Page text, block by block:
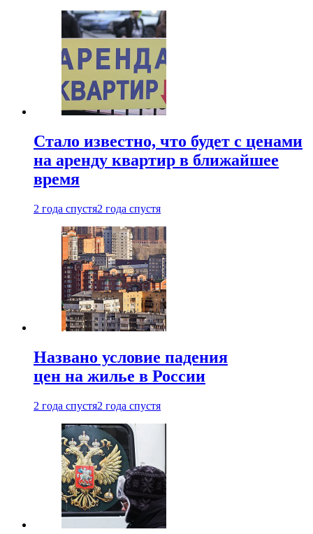
Стало известно, что будет с ценами
на аренду квартир в ближайшее
время
2 года спустя2 года спустя
Названо условие падения
цен на жилье в России
2 года спустя2 года спустя